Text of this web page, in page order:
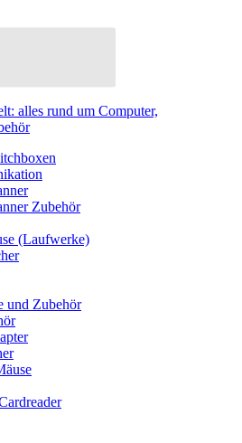
alles rund um Computer,
Zubehör
(Laufwerke)
und Zubehör